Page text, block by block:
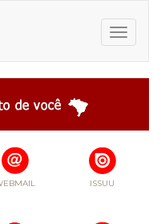
Toggle
ISSUU